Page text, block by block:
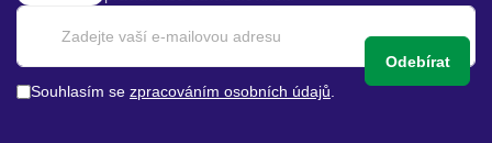
Odebírat
Souhlasím se zpracováním osobních údajů